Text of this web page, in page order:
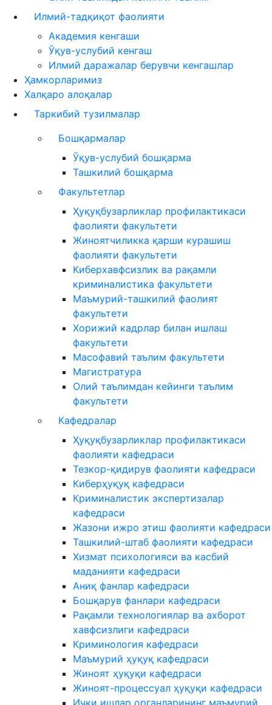
Илмий-тадқиқот фаолияти
Академия кенгаши
Ўқув-услубий кенгаш
Илмий даражалар берувчи кенгашлар
Ҳамкорларимиз
Халқаро алоқалар
Таркибий тузилмалар
Бошқармалар
Ўқув-услубий бошқарма
Ташкилий бошқарма
Факультетлар
Ҳуқуқбузарликлар профилактикаси
фаолияти факультети
Жиноятчиликка қарши курашиш
фаолияти факультети
Киберхавфсизлик ва рақамли
криминалистика факультети
Маъмурий-ташкилий фаолият
факультети
Хорижий кадрлар билан ишлаш
факультети
Масофавий таълим факультети
Магистратура
Олий таълимдан кейинги таълим
факультети
Кафедралар
Ҳуқуқбузарликлар профилактикаси
фаолияти кафедраси
Тезкор-қидирув фаолияти кафедраси
Киберҳуқуқ кафедраси
Криминалистик экспертизалар
кафедраси
Жазони ижро этиш фаолияти кафедраси
Ташкилий-штаб фаолияти кафедраси
Хизмат психологияси ва касбий
маданияти кафедраси
Аниқ фанлар кафедраси
Бошқарув фанлари кафедраси
Рақамли технологиялар ва ахборот
хавфсизлиги кафедраси
Криминология кафедраси
Маъмурий ҳуқуқ кафедраси
Жиноят ҳуқуқи кафедраси
Жиноят-процессуал ҳуқуқи кафедраси
Ички ишлар органларининг маъмурий